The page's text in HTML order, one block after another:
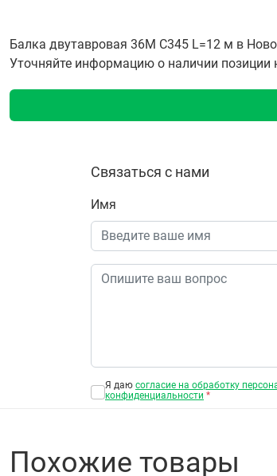
Балка двутавровая 36М С345 L=12 м в
Уточняйте информацию о наличии позиции
Связаться с нами
Имя
Я даю согласие на обработку
конфиденциальности *
Похожие товары